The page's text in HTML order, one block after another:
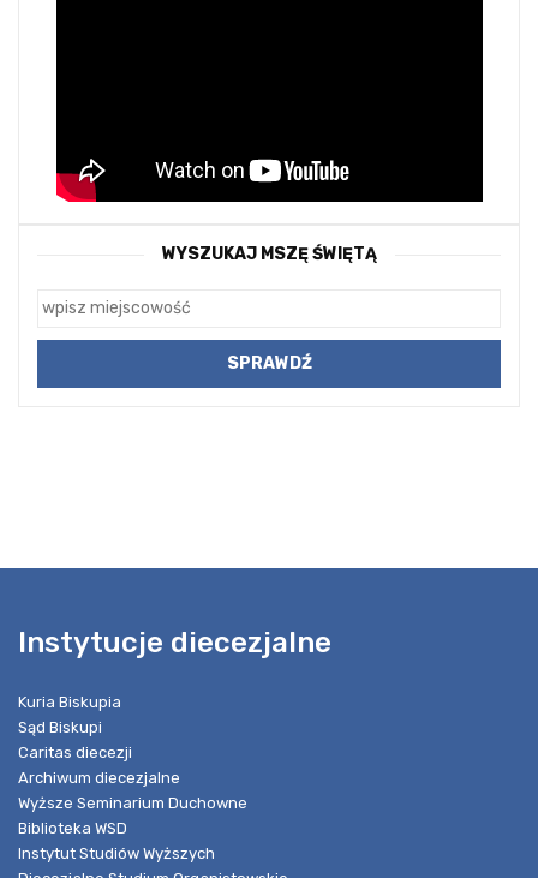
WYSZUKAJ MSZĘ ŚWIĘTĄ
Instytucje diecezjalne
Kuria Biskupia
Sąd Biskupi
Caritas diecezji
Archiwum diecezjalne
Wyższe Seminarium Duchowne
Biblioteka WSD
Instytut Studiów Wyższych